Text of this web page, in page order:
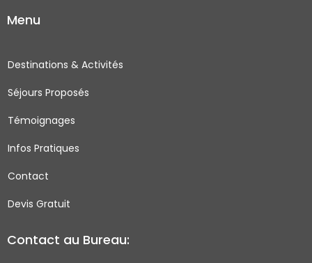
e
o
k
-
q
u
a
r
g
a
m
e
Menu
Destinations & Activités
Séjours Proposés
Témoignages
Infos Pratiques
Contact
Devis Gratuit
Contact au Bureau: